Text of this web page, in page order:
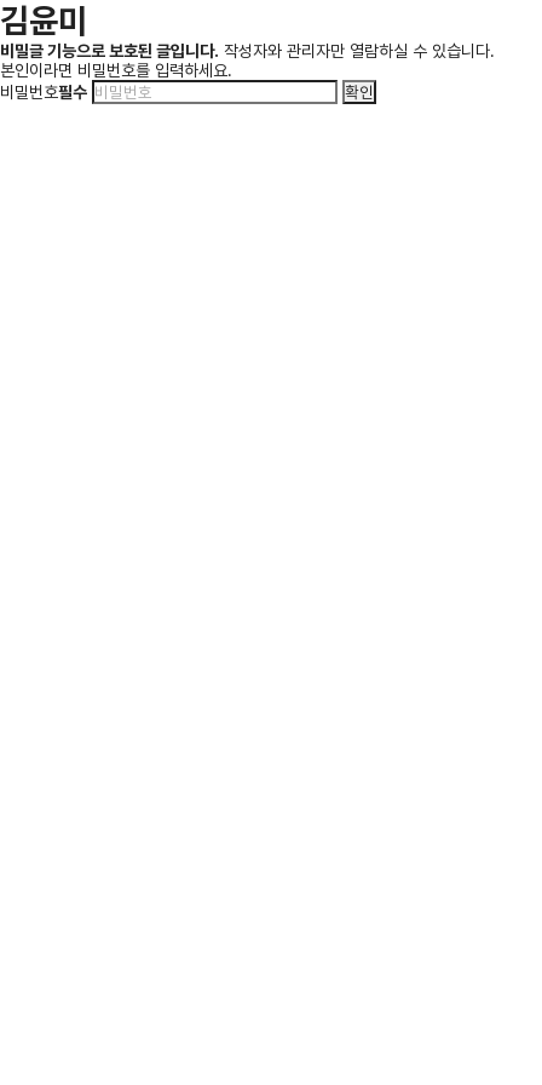
김윤미
비밀글 기능으로 보호된 글입니다. 작성자와 관리자만 열람하실 수 있습니다.
본인이라면 비밀번호를 입력하세요.
비밀번호필수